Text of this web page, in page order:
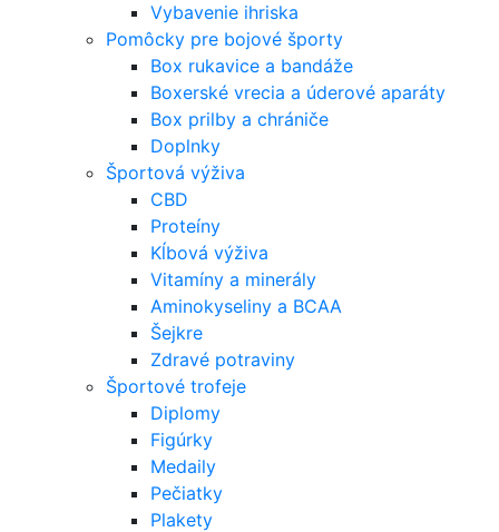
Vybavenie ihriska
Pomôcky pre bojové športy
Box rukavice a bandáže
Boxerské vrecia a úderové aparáty
Box prilby a chrániče
Doplnky
Športová výživa
CBD
Proteíny
Kĺbová výživa
Vitamíny a minerály
Aminokyseliny a BCAA
Šejkre
Zdravé potraviny
Športové trofeje
Diplomy
Figúrky
Medaily
Pečiatky
Plakety